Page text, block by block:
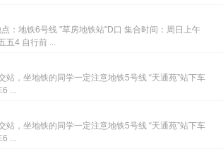
：地铁6号线 "草房地铁站"D口 集合时间：周日上午
五4 自行前 ...
站，坐地铁的同学一定注意地铁5号线 “天通苑”站下车
6 ...
站，坐地铁的同学一定注意地铁5号线 “天通苑”站下车
6 ...